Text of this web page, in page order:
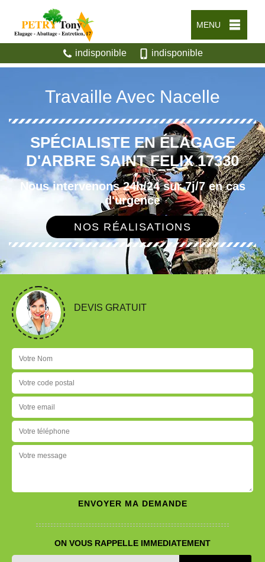
MENU
indisponible indisponible
Travaille Avec Nacelle
SPÉCIALISTE EN ÉLAGAGE
D'ARBRE SAINT FELIX 17330
Nous intervenons 24h/24 sur 7j/7 en cas
d'urgence
NOS RÉALISATIONS
DEVIS GRATUIT
ON VOUS RAPPELLE IMMEDIATEMENT